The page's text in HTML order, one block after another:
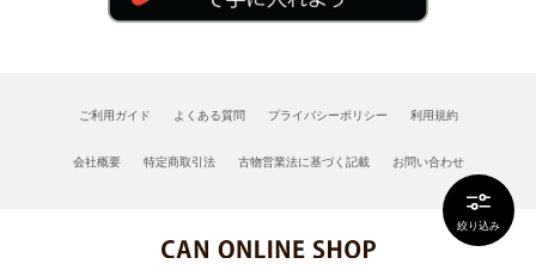
絞り込み
ご利用ガイド よくある質問 プライバシーポリシー 利用規約
会社概要 特定商取引法 古物営業法に基づく記載 お問い合わせ